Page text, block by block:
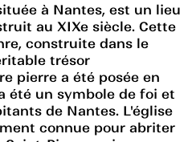
à Nantes, est un lieu
au XIXe siècle. Cette
construite dans le
trésor
pierre a été posée en
été un symbole de foi et
de Nantes. L'église
connue pour abriter